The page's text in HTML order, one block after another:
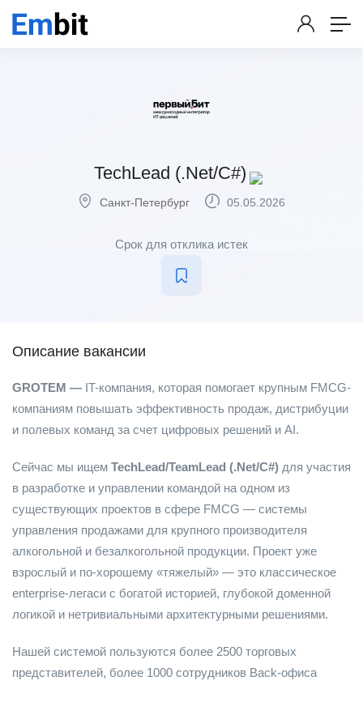
TechLead (.Net/C#)
Санкт-Петербург 05.05.2026
Срок для отклика истек
Описание вакансии
GROTEM — IT-компания, которая помогает крупным FMCG-
компаниям повышать эффективность продаж, дистрибуции
и полевых команд за счет цифровых решений и AI.
Сейчас мы ищем TechLead/TeamLead (.Net/C#) для участия
в разработке и управлении командой на одном из
существующих проектов в сфере FMCG — системы
управления продажами для крупного производителя
алкогольной и безалкогольной продукции. Проект уже
взрослый и по-хорошему «тяжелый» — это классическое
enterprise-легаси с богатой историей, глубокой доменной
логикой и нетривиальными архитектурными решениями.
Нашей системой пользуются более 2500 торговых
представителей, более 1000 сотрудников Back-офиса